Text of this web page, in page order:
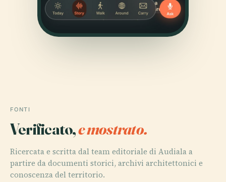
FONTI
Verificato,e mostrato.
Ricercata e scritta dal team editoriale di Audiala a
partire da documenti storici, archivi architettonici e
conoscenza del territorio.